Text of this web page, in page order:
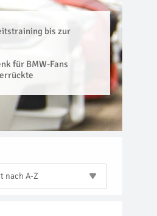
bis zur
für BMW-Fans
nach A-Z